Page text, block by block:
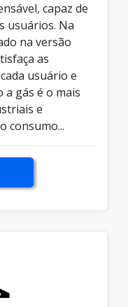
capaz de
usuários. Na
na versão
as
usuário e
gás é o mais
e
consumo...